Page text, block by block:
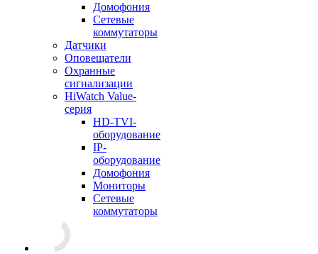
Домофония
Сетевые
коммутаторы
Датчики
Оповещатели
Охранные
сигнализации
HiWatch Value-
серия
HD-TVI-
оборудование
IP-
оборудование
Домофония
Мониторы
Сетевые
коммутаторы